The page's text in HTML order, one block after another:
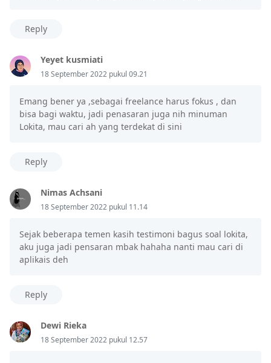
Reply
Yeyet kusmiati
18 September 2022 pukul 09.21
Emang bener ya ,sebagai freelance harus fokus , dan
bisa bagi waktu, jadi penasaran juga nih minuman
Lokita, mau cari ah yang terdekat di sini
Reply
Nimas Achsani
18 September 2022 pukul 11.14
Sejak beberapa temen kasih testimoni bagus soal lokita,
aku juga jadi pensaran mbak hahaha nanti mau cari di
aplikais deh
Reply
Dewi Rieka
18 September 2022 pukul 12.57